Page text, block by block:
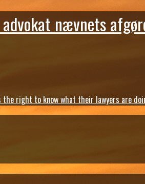
nævnets
the right to know what their lawyers are